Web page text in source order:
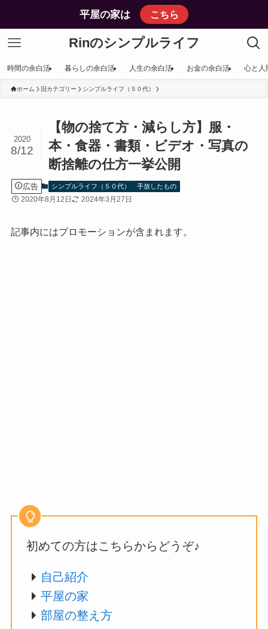
平屋の家は こちら
Rinのシンプルライフ
時間の余白活 暮らしの余白活 人生の余白活 お金の余白活 心と人
ホーム 旧カテゴリー シンプルライフ（５０代）
【物の捨て方・減らし方】服・
本・食器・書類・ビデオ・写真の
断捨離の仕方一挙公開
2020
8/12
広告 シンプルライフ（５０代） 手放したもの
2020年8月12日 2024年3月27日
記事内にはプロモーションが含まれます。
初めての方はこちらからどうぞ♪
自己紹介
平屋の家
部屋の整え方